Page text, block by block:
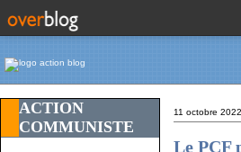
ACTION
COMMUNISTE
11 octobre 2022
Le PCF